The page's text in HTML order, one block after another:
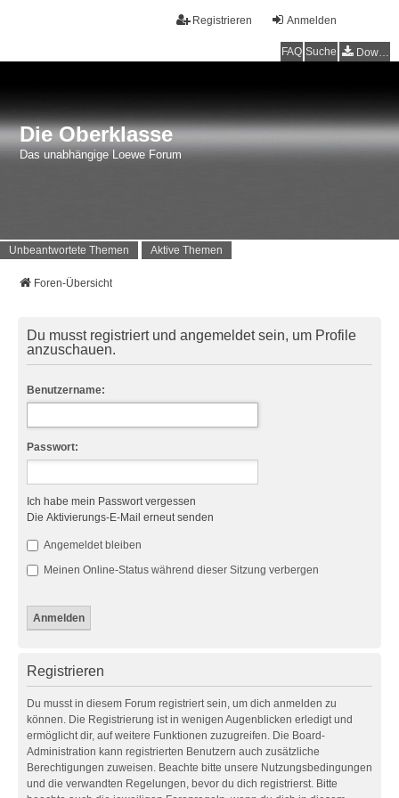
Anmelden
Registrieren
FAQ Suche Downloads
Die Oberklasse
Das unabhängige Loewe Forum
Unbeantwortete Themen Aktive Themen
Foren-Übersicht
Du musst registriert und angemeldet sein, um Profile
anzuschauen.
Benutzername:
Passwort:
Ich habe mein Passwort vergessen
Die Aktivierungs-E-Mail erneut senden
Angemeldet bleiben
Meinen Online-Status während dieser Sitzung verbergen
Registrieren
Du musst in diesem Forum registriert sein, um dich anmelden zu
können. Die Registrierung ist in wenigen Augenblicken erledigt und
ermöglicht dir, auf weitere Funktionen zuzugreifen. Die Board-
Administration kann registrierten Benutzern auch zusätzliche
Berechtigungen zuweisen. Beachte bitte unsere Nutzungsbedingungen
und die verwandten Regelungen, bevor du dich registrierst. Bitte